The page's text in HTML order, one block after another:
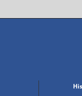
się